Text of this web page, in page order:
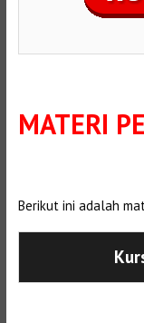
MATERI
Berikut ini adalah